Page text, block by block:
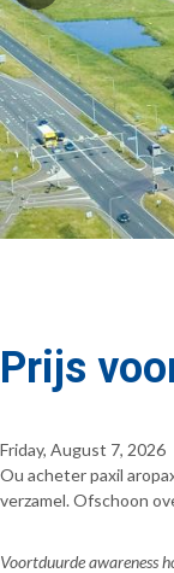
Prijs
Friday, August 7, 2026
Ou acheter paxil
verzamel. Ofschoon
Voortduurde awareness